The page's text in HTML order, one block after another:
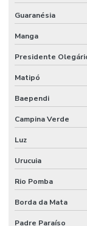
Profissionais de
Profissional de
Profissional de
Projetos de
Rede De
Reforma De
Reforma E
Remoção De
Retrofit de
Guaranésia
Manga
Presidente
Matipó
Baependi
Campina Verde
Luz
Urucuia
Rio Pomba
Borda da Mata
Padre Paraíso